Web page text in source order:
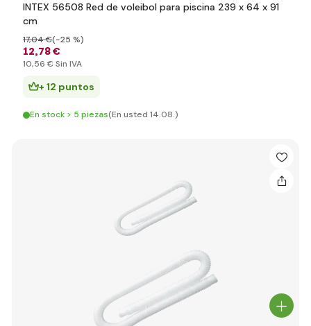
INTEX 56508 Red de voleibol para piscina 239 x 64 x 91
cm
12,78 €
17,04 €(-25 %)
10,56 € Sin IVA
+ 12 puntos
En stock > 5 piezas(En usted 14.08.)